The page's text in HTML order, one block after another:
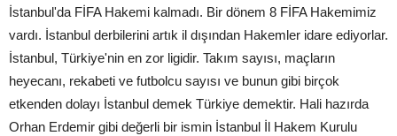
İstanbul'da FİFA Hakemi kalmadı. Bir dönem 8 FİFA Hakemimiz
vardı. İstanbul derbilerini artık il dışından Hakemler idare ediyorlar.
İstanbul, Türkiye'nin en zor ligidir. Takım sayısı, maçların
heyecanı, rekabeti ve futbolcu sayısı ve bunun gibi birçok
etkenden dolayı İstanbul demek Türkiye demektir. Hali hazırda
Orhan Erdemir gibi değerli bir ismin İstanbul İl Hakem Kurulu